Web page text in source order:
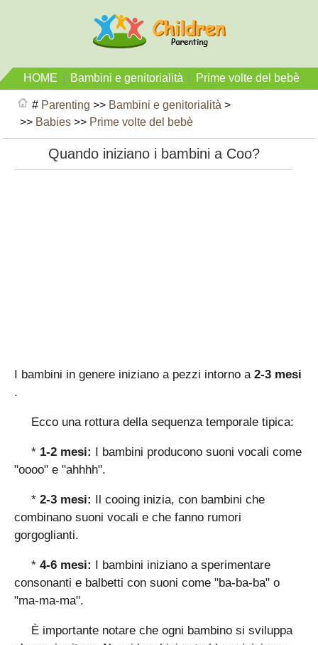
HOME Bambini e genitorialità Prime volte del bebè
# Parenting >> Bambini e genitorialità >
>> Babies >> Prime volte del bebè
Quando iniziano i bambini a Coo?
I bambini in genere iniziano a pezzi intorno a 2-3 mesi
.
Ecco una rottura della sequenza temporale tipica:
* 1-2 mesi: I bambini producono suoni vocali come
"oooo" e "ahhhh".
* 2-3 mesi: Il cooing inizia, con bambini che
combinano suoni vocali e che fanno rumori
gorgoglianti.
* 4-6 mesi: I bambini iniziano a sperimentare
consonanti e balbetti con suoni come "ba-ba-ba" o
"ma-ma-ma".
È importante notare che ogni bambino si sviluppa